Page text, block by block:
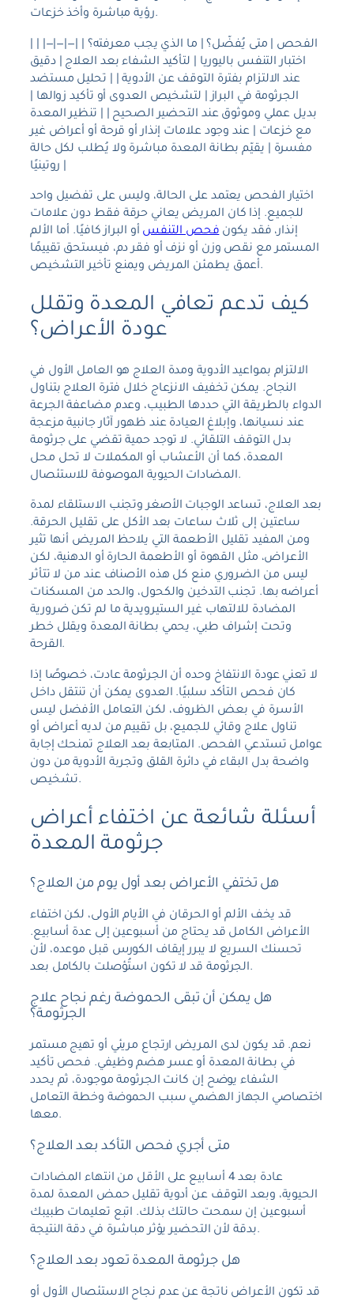
رؤية مباشرة وأخذ خزعات.
اختبار التنفس باليوريا | لتأكيد الشفاء بعد العلاج | دقيق
عند الالتزام بفترة التوقف عن الأدوية | | تحليل مستضد
الجرثومة في البراز | لتشخيص العدوى أو تأكيد زوالها |
بديل عملي وموثوق عند التحضير الصحيح | | تنظير المعدة
مع خزعات | عند وجود علامات إنذار أو قرحة أو أعراض غير
مفسرة | يقيّم بطانة المعدة مباشرة ولا يُطلب لكل حالة
اختيار الفحص يعتمد على الحالة، وليس على تفضيل واحد
للجميع. إذا كان المريض يعاني حرقة فقط دون علامات
إنذار، فقد يكونفحص التنفس أو البراز كافيًا. أما الألم
المستمر مع نقص وزن أو نزف أو فقر دم، فيستحق تقييمًا
أعمق يطمئن المريض ويمنع تأخير التشخيص.
كيف تدعم تعافي المعدة وتقلل
عودة الأعراض؟
الالتزام بمواعيد الأدوية ومدة العلاج هو العامل الأول في
النجاح. يمكن تخفيف الانزعاج خلال فترة العلاج بتناول
الدواء بالطريقة التي حددها الطبيب، وعدم مضاعفة الجرعة
عند نسيانها، وإبلاغ العيادة عند ظهور آثار جانبية مزعجة
بدل التوقف التلقائي. لا توجد حمية تقضي على جرثومة
المعدة، كما أن الأعشاب أو المكملات لا تحل محل
المضادات الحيوية الموصوفة للاستئصال.
بعد العلاج، تساعد الوجبات الأصغر وتجنب الاستلقاء لمدة
ساعتين إلى ثلاث ساعات بعد الأكل على تقليل الحرقة.
ومن المفيد تقليل الأطعمة التي يلاحظ المريض أنها تثير
الأعراض، مثل القهوة أو الأطعمة الحارة أو الدهنية، لكن
ليس من الضروري منع كل هذه الأصناف عند من لا تتأثر
أعراضه بها. تجنب التدخين والكحول، والحد من المسكنات
المضادة للالتهاب غير الستيرويدية ما لم تكن ضرورية
وتحت إشراف طبي، يحمي بطانة المعدة ويقلل خطر
القرحة.
لا تعني عودة الانتفاخ وحده أن الجرثومة عادت، خصوصًا إذا
كان فحص التأكد سلبيًا. العدوى يمكن أن تنتقل داخل
الأسرة في بعض الظروف، لكن التعامل الأفضل ليس
تناول علاج وقائي للجميع، بل تقييم من لديه أعراض أو
عوامل تستدعي الفحص. المتابعة بعد العلاج تمنحك إجابة
واضحة بدل البقاء في دائرة القلق وتجربة الأدوية من دون
تشخيص.
أسئلة شائعة عن اختفاء أعراض
جرثومة المعدة
هل تختفي الأعراض بعد أول يوم من العلاج؟
قد يخف الألم أو الحرقان في الأيام الأولى، لكن اختفاء
الأعراض الكامل قد يحتاج من أسبوعين إلى عدة أسابيع.
تحسنك السريع لا يبرر إيقاف الكورس قبل موعده، لأن
الجرثومة قد لا تكون استُؤصلت بالكامل بعد.
هل يمكن أن تبقى الحموضة رغم نجاح علاج
الجرثومة؟
نعم. قد يكون لدى المريض ارتجاع مريئي أو تهيج مستمر
في بطانة المعدة أو عسر هضم وظيفي. فحص تأكيد
الشفاء يوضح إن كانت الجرثومة موجودة، ثم يحدد
اختصاصي الجهاز الهضمي سبب الحموضة وخطة التعامل
معها.
متى أجري فحص التأكد بعد العلاج؟
عادة بعد 4 أسابيع على الأقل من انتهاء المضادات
الحيوية، وبعد التوقف عن أدوية تقليل حمض المعدة لمدة
أسبوعين إن سمحت حالتك بذلك. اتبع تعليمات طبيبك
بدقة لأن التحضير يؤثر مباشرة في دقة النتيجة.
هل جرثومة المعدة تعود بعد العلاج؟
قد تكون الأعراض ناتجة عن عدم نجاح الاستئصال الأول أو